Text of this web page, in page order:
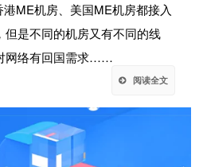
ME机房、美国ME机房都接入
但是不同的机房又有不同的线
网络有回国需求……
阅读全文